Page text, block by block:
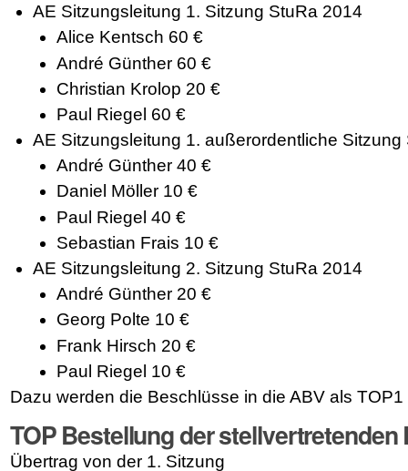
AE Sitzungsleitung 1. Sitzung StuRa 2014
Alice Kentsch 60 €
André Günther 60 €
Christian Krolop 20 €
Paul Riegel 60 €
AE Sitzungsleitung 1. außerordentliche Sitzung
André Günther 40 €
Daniel Möller 10 €
Paul Riegel 40 €
Sebastian Frais 10 €
AE Sitzungsleitung 2. Sitzung StuRa 2014
André Günther 20 €
Georg Polte 10 €
Frank Hirsch 20 €
Paul Riegel 10 €
Dazu werden die Beschlüsse in die ABV als
TOP Bestellung der stellvertretenden
Übertrag von der 1. Sitzung